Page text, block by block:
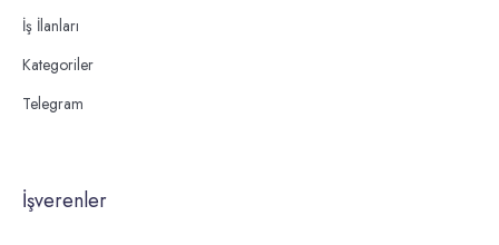
İş İlanları
Kategoriler
Telegram
İşverenler